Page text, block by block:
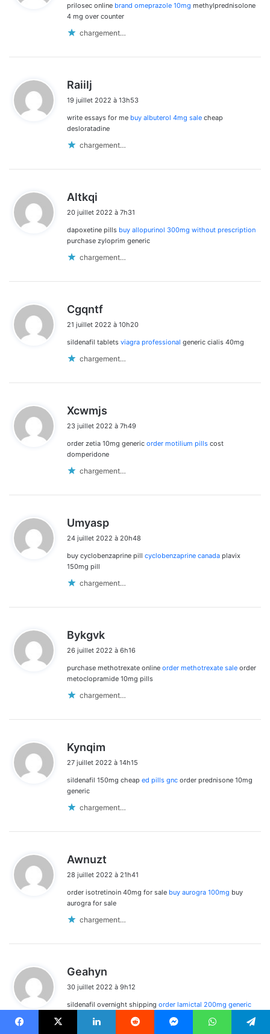
:
prilosec online brand omeprazole 10mg methylprednisolone
4 mg over counter
chargement…
Raiilj
t
:
19 juillet 2022 à 13h53
write essays for me buy albuterol 4mg sale cheap
desloratadine
chargement…
Altkqi
t
:
20 juillet 2022 à 7h31
dapoxetine pills buy allopurinol 300mg without prescription
purchase zyloprim generic
chargement…
Cgqntf
t
21 juillet 2022 à 10h20
sildenafil tablets viagra professional generic cialis 40mg
chargement…
Xcwmjs
t
:
23 juillet 2022 à 7h49
order zetia 10mg generic order motilium pills cost
domperidone
chargement…
Umyasp
t
24 juillet 2022 à 20h48
buy cyclobenzaprine pill cyclobenzaprine canada plavix
150mg pill
chargement…
Bykgvk
t
:
26 juillet 2022 à 6h16
purchase methotrexate online order methotrexate sale order
metoclopramide 10mg pills
chargement…
Kynqim
t
27 juillet 2022 à 14h15
sildenafil 150mg cheap ed pills gnc order prednisone 10mg
generic
chargement…
Awnuzt
t
:
28 juillet 2022 à 21h41
order isotretinoin 40mg for sale buy aurogra 100mg buy
aurogra for sale
chargement…
Geahyn
t
30 juillet 2022 à 9h12
sildenafil overnight shipping order lamictal 200mg generic
order cozaar 25mg online cheap